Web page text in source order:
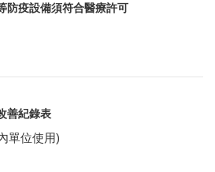
防疫設備須符合醫療許可
善紀錄表
單位使用)